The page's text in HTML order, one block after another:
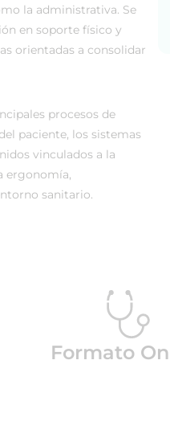
la administrativa. Se
en soporte físico y
orientadas a consolidar
procesos de
paciente, los sistemas
vinculados a la
ergonomía,
sanitario.
Formato